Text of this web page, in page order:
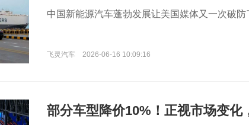
国人圈套
中国新能源汽车蓬勃发展让美国媒体又一次破防
飞灵汽车 2026-06-16 10:09:16
部分车型降价10%！正视市场变化